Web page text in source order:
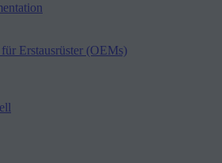
Erstausrüster (OEMs)